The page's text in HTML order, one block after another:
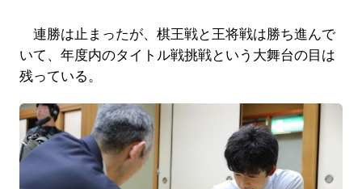
連勝は止まったが、棋王戦と王将戦は勝ち進んで
いて、年度内のタイトル戦挑戦という大舞台の目は
残っている。